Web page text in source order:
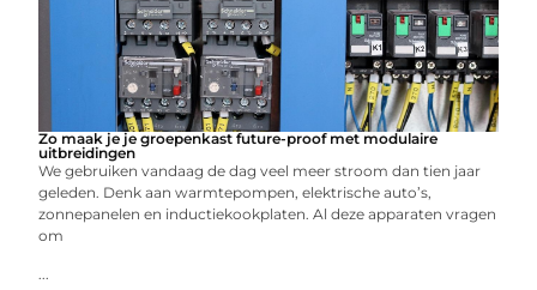
Zo maak je je groepenkast future-proof met modulaire
uitbreidingen
We gebruiken vandaag de dag veel meer stroom dan tien jaar
geleden. Denk aan warmtepompen, elektrische auto’s,
zonnepanelen en inductiekookplaten. Al deze apparaten vragen
om
...